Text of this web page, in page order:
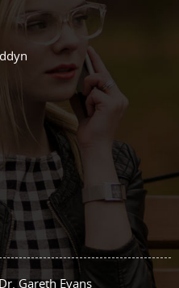
Gareth Evans